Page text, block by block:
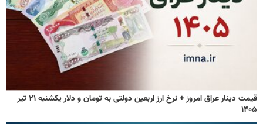
قیمت دینار عراق امروز + نرخ ارز اربعین دولتی به تومان و دلار یکشنبه ۲۱ تیر
۱۴۰۵